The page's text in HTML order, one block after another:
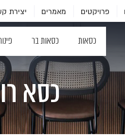
פרויקטים מאמרים יצירת
כסאות כסאות בר
כסא